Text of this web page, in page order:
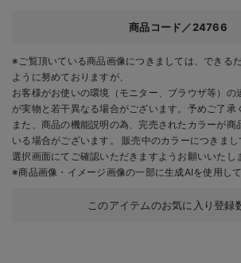
商品コード／24766
※ご覧頂いている商品画像につきましては、できる
ように努めておりますが、
お客様がお使いの環境（モニター、ブラウザ等）の
が実物と若干異なる場合がございます。予めご了承
また、商品の機能説明の為、完売されたカラーが商
いる場合がございます。 販売中のカラーにつきまし
選択画面にてご確認いただきますようお願いいたし
※商品画像・イメージ画像の一部に生成AIを使用し
このアイテムのお気に入り登録